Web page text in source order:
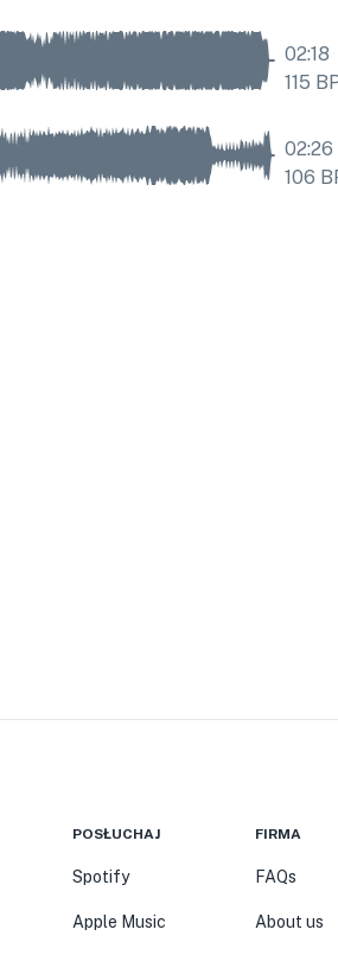
02:18
115
02:26
106
POSŁUCHAJ
Spotify
Apple Music
FIRMA
FAQs
About us